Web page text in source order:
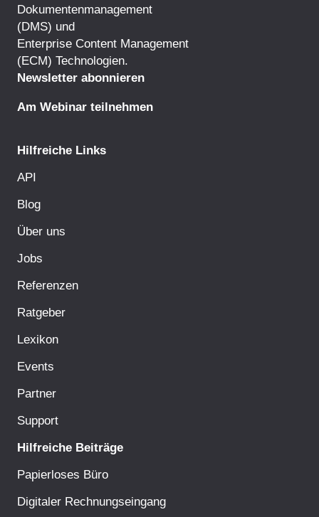
Dokumentenmanagement
(DMS) und
Enterprise Content Management
(ECM) Technologien.
Newsletter abonnieren
Am Webinar teilnehmen
Hilfreiche Links
API
Blog
Über uns
Jobs
Referenzen
Ratgeber
Lexikon
Events
Partner
Support
Hilfreiche Beiträge
Papierloses Büro
Digitaler Rechnungseingang